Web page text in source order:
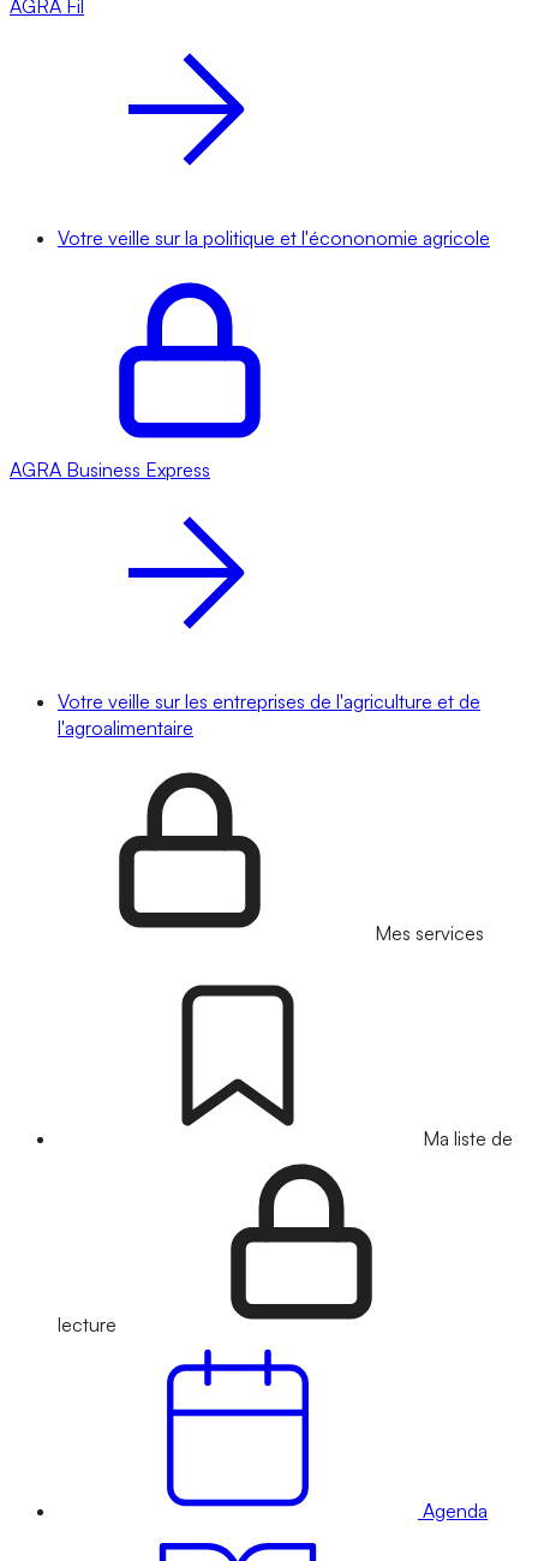
AGRA Fil
Votre veille sur la politique et l'écononomie agricole
AGRA Business Express
Votre veille sur les entreprises de l'agriculture et de
l'agroalimentaire
Mes services
Ma liste de
lecture
Agenda